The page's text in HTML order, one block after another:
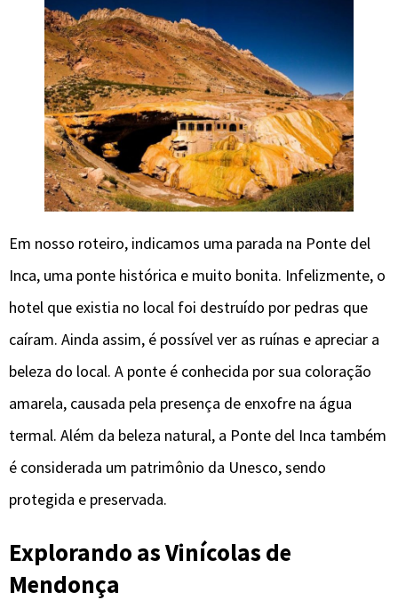
Em nosso roteiro, indicamos uma parada na Ponte del
Inca, uma ponte histórica e muito bonita. Infelizmente, o
hotel que existia no local foi destruído por pedras que
caíram. Ainda assim, é possível ver as ruínas e apreciar a
beleza do local. A ponte é conhecida por sua coloração
amarela, causada pela presença de enxofre na água
termal. Além da beleza natural, a Ponte del Inca também
é considerada um patrimônio da Unesco, sendo
protegida e preservada.
Explorando as Vinícolas de
Mendonça